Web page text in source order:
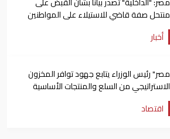
منتحل صفة قاضي للاستيلاء على المواطنين
أخبار
مصر" رئيس الوزراء يتابع جهود توافر المخزون
الاستراتيجي من السلع والمنتجات الأساسية
اقتصاد